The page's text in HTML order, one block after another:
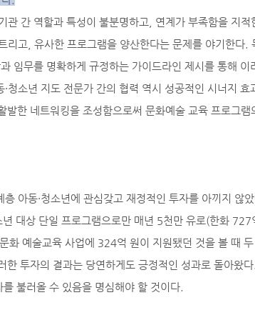
관 간 역할과 특성이 불분명하고, 연계가 부족함을 지적
리고, 유사한 프로그램을 양산한다는 문제를 야기한다.
임무를 명확하게 규정하는 가이드라인 제시를 통해
청소년 지도 전문가 간의 협력 역시 성공적인 시너지
발한 네트워킹을 조성함으로써 문화예술 교육 프로그램
아동·청소년에 관심갖고 재정적인 투자를 아끼지 않
년 대상 단일 프로그램으로만 매년 5천만 유로(한화
화 예술교육 사업에 324억 원이 지원됐던 것을 볼 때 두
한 투자의 결과는 당연하게도 긍정적인 성과로 돌아왔
불러올 수 있음을 명심해야 할 것이다.